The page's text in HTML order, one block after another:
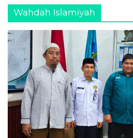
Wahdah Islamiyah